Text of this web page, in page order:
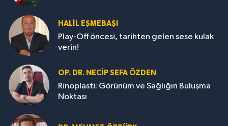
HALIL EŞMEBAŞI
Play-Off öncesi, tarihten gelen sese kulak
verin!
OP. DR. NECIP SEFA ÖZDEN
Rinoplasti: Görünüm ve Sağlığın Buluşma
Noktası